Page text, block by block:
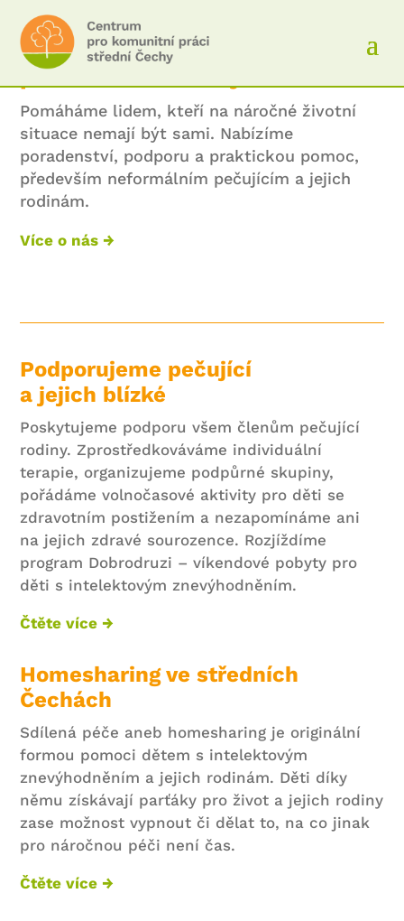
Jsme Centrum pro komunitní
práci střední Čechy
Pomáháme lidem, kteří na náročné životní
situace nemají být sami. Nabízíme
poradenství, podporu a praktickou pomoc,
především neformálním pečujícím a jejich
rodinám.
Více o nás →
Podporujeme pečující
a jejich blízké
Poskytujeme podporu všem členům pečující
rodiny. Zprostředkováváme individuální
terapie, organizujeme podpůrné skupiny,
pořádáme volnočasové aktivity pro děti se
zdravotním postižením a nezapomínáme ani
na jejich zdravé sourozence. Rozjíždíme
program Dobrodruzi – víkendové pobyty pro
děti s intelektovým znevýhodněním.
Čtěte více →
Homesharing ve středních
Čechách
Sdílená péče aneb homesharing je originální
formou pomoci dětem s intelektovým
znevýhodněním a jejich rodinám. Děti díky
němu získávají parťáky pro život a jejich rodiny
zase možnost vypnout či dělat to, na co jinak
pro náročnou péči není čas.
Čtěte více →